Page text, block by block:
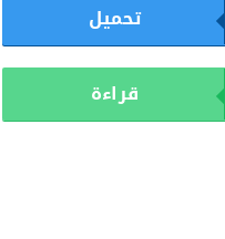
تحميل
قراءة